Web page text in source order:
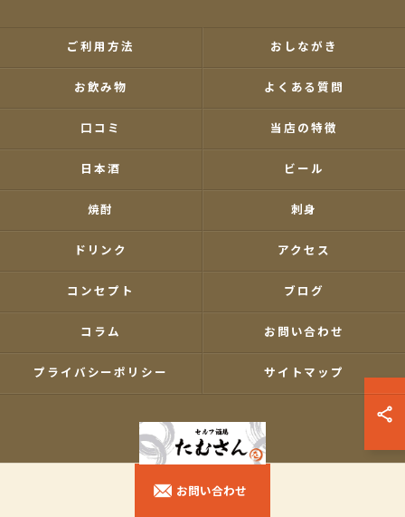
お問い合わせ
ご利用方法 おしながき
お飲み物 よくある質問
口コミ 当店の特徴
日本酒 ビール
焼酎 刺身
ドリンク アクセス
コンセプト ブログ
コラム お問い合わせ
プライバシーポリシー サイトマップ
© 2026 東京都南大塚の居酒屋ならセルフ酒場たむさん ALL RIGHTS RESERVED.